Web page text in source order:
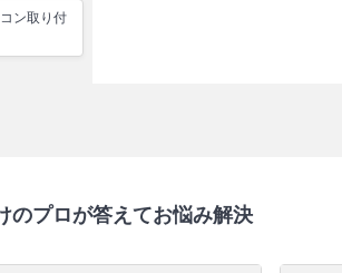
ン取り付
のプロが答えてお悩み解決